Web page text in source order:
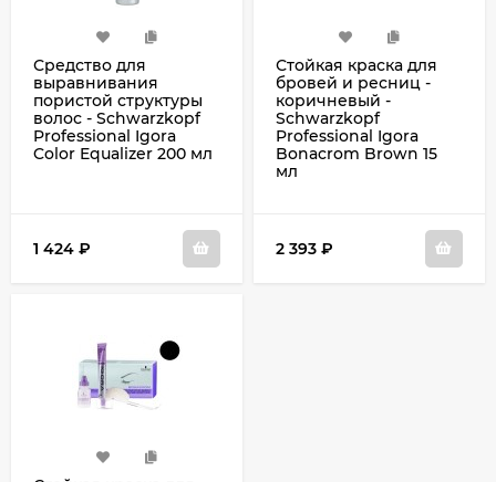
Средство для
выравнивания
пористой структуры
волос - Schwarzkopf
Professional Igora
Color Equalizer 200 мл
1 424 ₽
Стойкая краска для
бровей и ресниц -
коричневый -
Schwarzkopf
Professional Igora
Bonacrom Brown 15
мл
2 393 ₽